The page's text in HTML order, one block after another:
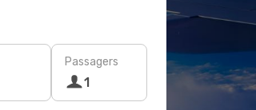
Passagers
1